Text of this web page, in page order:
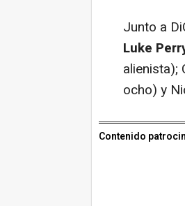
Junto a
Luke
alienista);
ocho) y
Contenido